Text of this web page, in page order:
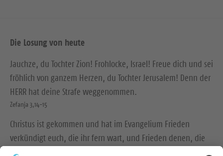
Die Losung von heute
Jauchze, du Tochter Zion! Frohlocke, Israel! Freue dich und sei
fröhlich von ganzem Herzen, du Tochter Jerusalem! Denn der
HERR hat deine Strafe weggenommen.
Zefanja 3,14-15
Christus ist gekommen und hat im Evangelium Frieden
verkündigt euch, die ihr fern wart, und Frieden denen, die
nahe waren.